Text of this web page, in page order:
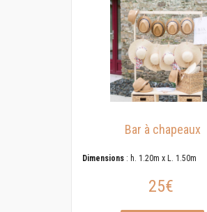
Bar à chapeaux
Dimensions : h. 1.20m x L. 1.50m
25€